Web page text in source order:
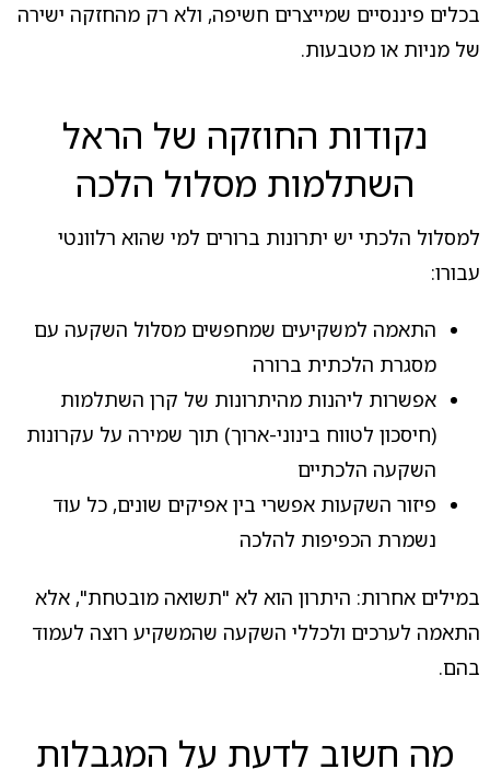
בכלים פיננסיים שמייצרים חשיפה, ולא רק מהחזקה ישירה
של מניות או מטבעות.
נקודות החוזקה של הראל
השתלמות מסלול הלכה
למסלול הלכתי יש יתרונות ברורים למי שהוא רלוונטי
עבורו:
התאמה למשקיעים שמחפשים מסלול השקעה עם
מסגרת הלכתית ברורה
אפשרות ליהנות מהיתרונות של קרן השתלמות
(חיסכון לטווח בינוני-ארוך) תוך שמירה על עקרונות
השקעה הלכתיים
פיזור השקעות אפשרי בין אפיקים שונים, כל עוד
נשמרת הכפיפות להלכה
במילים אחרות: היתרון הוא לא "תשואה מובטחת", אלא
התאמה לערכים ולכללי השקעה שהמשקיע רוצה לעמוד
בהם.
מה חשוב לדעת על המגבלות